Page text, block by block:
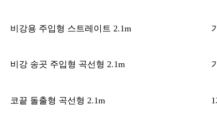
비강용 주입형 스트레이트 2.1m
비강 송곳 주입형 곡선형 2.1m
코끝 돌출형 곡선형 2.1m